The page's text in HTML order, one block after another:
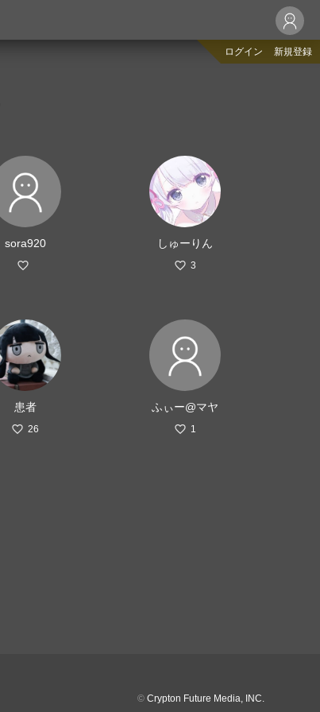
ログイン 新規登録
sora920 しゅーりん
3
患者
26
ふぃー@マヤ
1
© Crypton Future Media, INC.